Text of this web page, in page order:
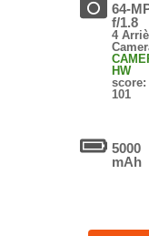
64-
f/1.8
4
HW
score:
101
5000
mAh